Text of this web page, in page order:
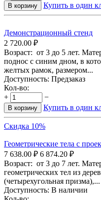
В корзину Купить в один
Демонстрационный стенд
2 720.00 ₽
Возраст: от 3 до 5 лет.
поднос с синим дном, в
желтых рамок, размером...
Доступность: Предзаказ
Кол-во:
+
−
В корзину Купить в один
Скидка 10%
Геометрические тела с
7 638.00 ₽ 6 874.20 ₽
Возраст: от 3 до 7 лет.
геометрических тел из
(четырехугольная призма),...
Доступность: В наличии